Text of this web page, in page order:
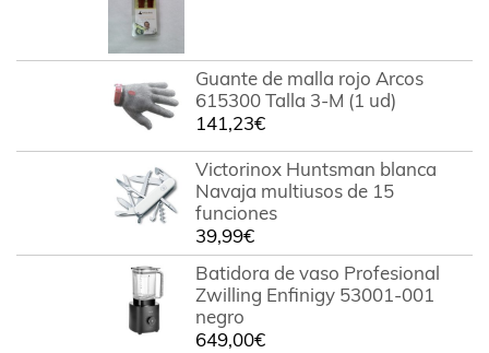
Guante de malla rojo Arcos
615300 Talla 3-M (1 ud)
141,23€
Victorinox Huntsman blanca
Navaja multiusos de 15
funciones
39,99€
Batidora de vaso Profesional
Zwilling Enfinigy 53001-001
negro
649,00€